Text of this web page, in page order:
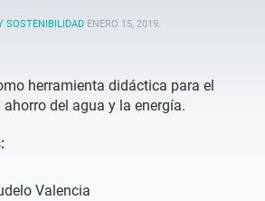
SOSTENIBILIDAD ENERO 15, 2019.
herramienta didáctica para el
del agua y la energía.
Valencia